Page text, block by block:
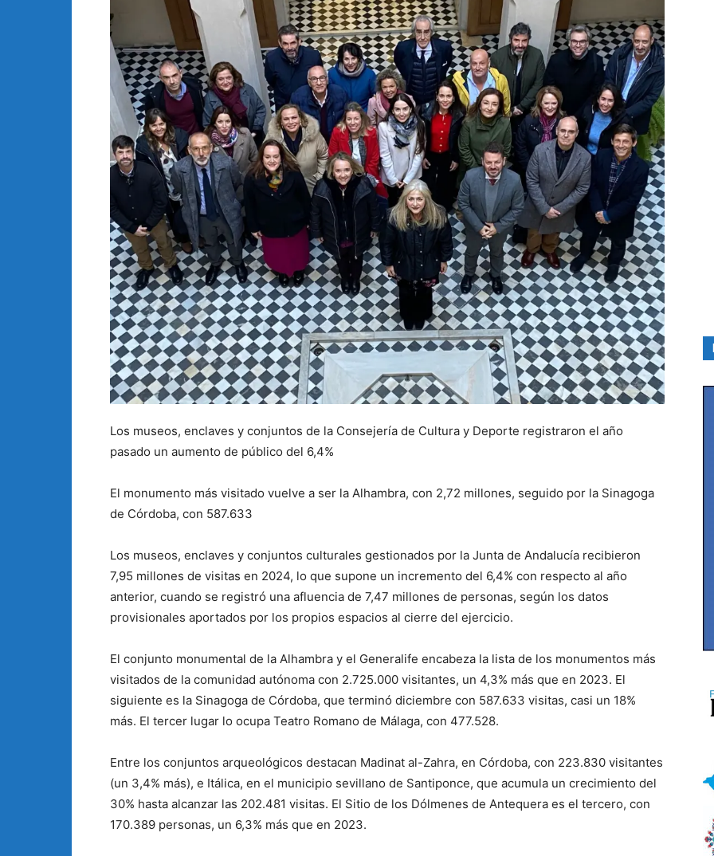
Los museos, enclaves y conjuntos de la Consejería de Cultura y Deporte registraron el año
pasado un aumento de público del 6,4%
El monumento más visitado vuelve a ser la Alhambra, con 2,72 millones, seguido por la Sinagoga
de Córdoba, con 587.633
Los museos, enclaves y conjuntos culturales gestionados por la Junta de Andalucía recibieron
7,95 millones de visitas en 2024, lo que supone un incremento del 6,4% con respecto al año
anterior, cuando se registró una afluencia de 7,47 millones de personas, según los datos
provisionales aportados por los propios espacios al cierre del ejercicio.
El conjunto monumental de la Alhambra y el Generalife encabeza la lista de los monumentos más
visitados de la comunidad autónoma con 2.725.000 visitantes, un 4,3% más que en 2023. El
siguiente es la Sinagoga de Córdoba, que terminó diciembre con 587.633 visitas, casi un 18%
más. El tercer lugar lo ocupa Teatro Romano de Málaga, con 477.528.
Entre los conjuntos arqueológicos destacan Madinat al-Zahra, en Córdoba, con 223.830 visitantes
(un 3,4% más), e Itálica, en el municipio sevillano de Santiponce, que acumula un crecimiento del
30% hasta alcanzar las 202.481 visitas. El Sitio de los Dólmenes de Antequera es el tercero, con
170.389 personas, un 6,3% más que en 2023.